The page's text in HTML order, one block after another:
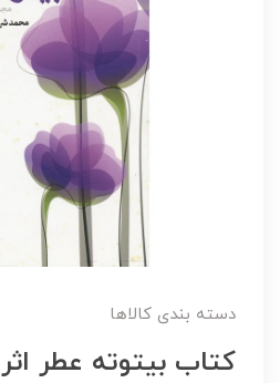
دسته بندی کالاها
کتاب بیتوته عطر اثر